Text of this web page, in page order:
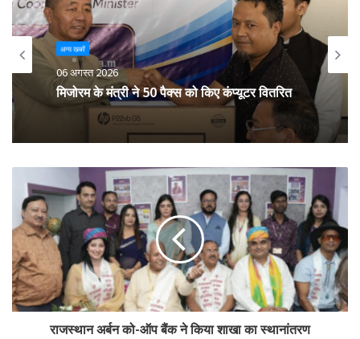
अन्य खबरें
06 अगस्त 2026
मिजोरम के मंत्री ने 50 पैक्स को किए कंप्यूटर वितरित
राजस्थान अर्बन को-ऑप बैंक ने किया शाखा का स्थानांतरण